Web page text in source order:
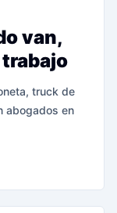
van,
truck de
abogados en